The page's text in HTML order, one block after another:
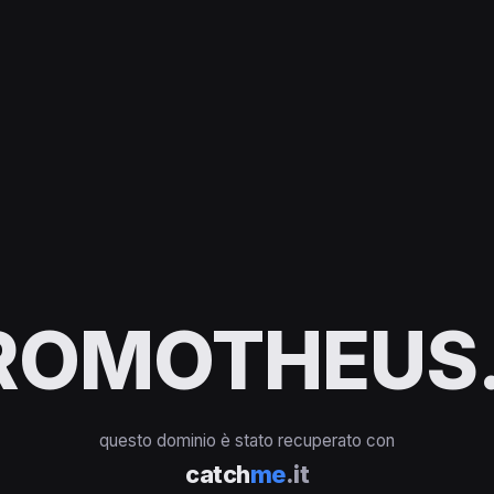
questo dominio è stato recuperato con
catchme.it